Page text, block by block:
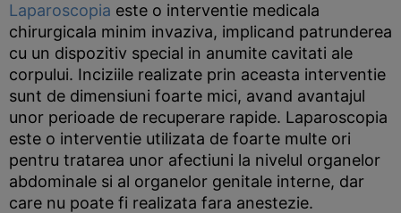
Laparoscopia este o interventie medicala
chirurgicala minim invaziva, implicand patrunderea
cu un dispozitiv special in anumite cavitati ale
corpului. Inciziile realizate prin aceasta interventie
sunt de dimensiuni foarte mici, avand avantajul
unor perioade de recuperare rapide. Laparoscopia
este o interventie utilizata de foarte multe ori
pentru tratarea unor afectiuni la nivelul organelor
abdominale si al organelor genitale interne, dar
care nu poate fi realizata fara anestezie.